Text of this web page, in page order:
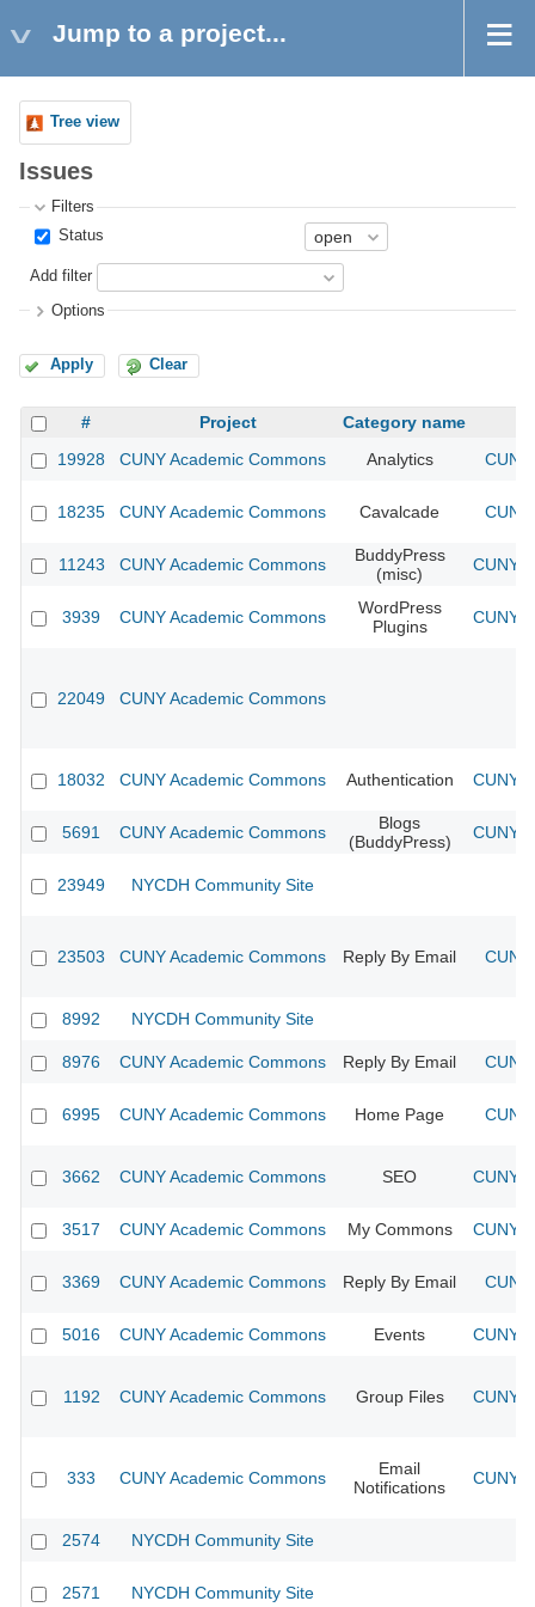
Jump to a project...
Tree view
Issues
Filters
Status
Add filter
Options
Apply Clear
# Project
Category name
19928
CUNY Academic Commons Analytics
18235 CUNY Academic Commons Cavalcade
11243 CUNY Academic Commons
BuddyPress
(misc)
CUNY
3939 CUNY Academic Commons
WordPress
Plugins
CUNY
22049 CUNY Academic Commons
18032 CUNY Academic Commons Authentication CUNY
5691 CUNY Academic Commons
Blogs
(BuddyPress)
CUNY
23949 NYCDH Community Site
23503 CUNY Academic Commons Reply By Email
8992 NYCDH Community Site
8976 CUNY Academic Commons Reply By Email
6995 CUNY Academic Commons Home Page
3662 CUNY Academic Commons SEO CUNY
3517 CUNY Academic Commons My Commons CUNY
3369 CUNY Academic Commons Reply By Email
5016 CUNY Academic Commons Events CUNY
1192 CUNY Academic Commons Group Files CUNY
333 CUNY Academic Commons
Email
Notifications
CUNY
2574 NYCDH Community Site
2571 NYCDH Community Site